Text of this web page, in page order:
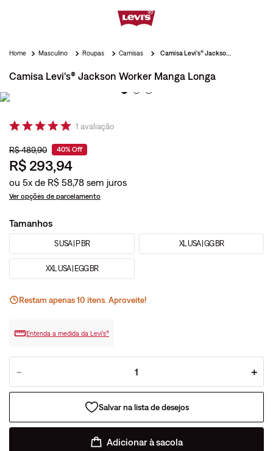
Masculino Roupas Camisas
Camisa Levi's® Jackson Worker Manga Longa
1 avaliação
R$489,90 40% Off
R$ 293,94
ou 5x de R$ 58,78
Ver opções de parcelamento
Tamanhos
S USA | P BR XL USA | GG BR
XXL USA | EGG BR
Restam apenas10 itens. Aproveite!
Entenda a medida da Levi’s®
＋
－
Adicionar à sacola